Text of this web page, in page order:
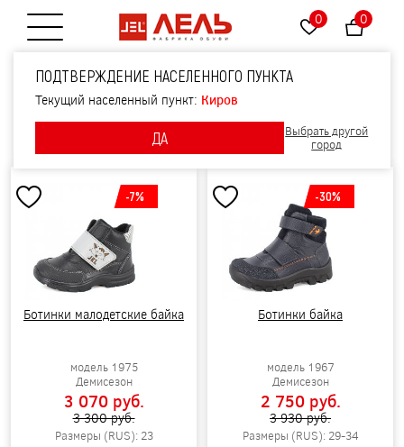
Открытие меню 0 0
ПОДТВЕРЖДЕНИЕ НАСЕЛЕННОГО ПУНКТА
Текущий населенный пункт: Киров
ДА
Выбрать другой
город
БОТИНКИ ДЛЯ МАЛЬЧИКОВ
Фильтры
Цене
-7%
Ботинки малодетские байка
модель 1975
Демисезон
3 070 pуб.
3 300 pуб.
Размеры (RUS): 23
-30%
Ботинки байка
модель 1967
Демисезон
2 750 pуб.
3 930 pуб.
Размеры (RUS): 29-34